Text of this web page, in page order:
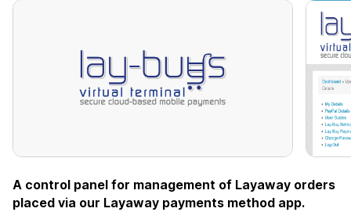
A control panel for management of Layaway orders
placed via our Layaway payments method app.